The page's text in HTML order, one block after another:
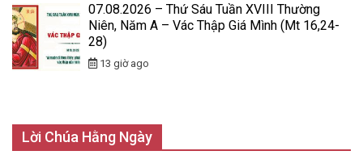
07.08.2026 – Thứ Sáu Tuần XVIII Thường
Niên, Năm A – Vác Thập Giá Mình (Mt 16,24-
28)
13 giờ ago
Lời Chúa Hằng Ngày